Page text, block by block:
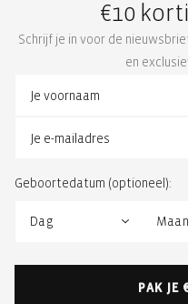
€10
Schrijf je in voor de
en
Geboortedatum (optioneel):
PAK JE